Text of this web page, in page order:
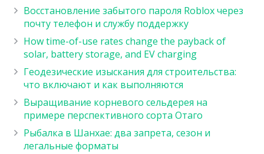
Восстановление забытого пароля Roblox через
почту телефон и службу поддержку
How time-of-use rates change the payback of
solar, battery storage, and EV charging
Геодезические изыскания для строительства:
что включают и как выполняются
Выращивание корневого сельдерея на
примере перспективного сорта Отаго
Рыбалка в Шанхае: два запрета, сезон и
легальные форматы